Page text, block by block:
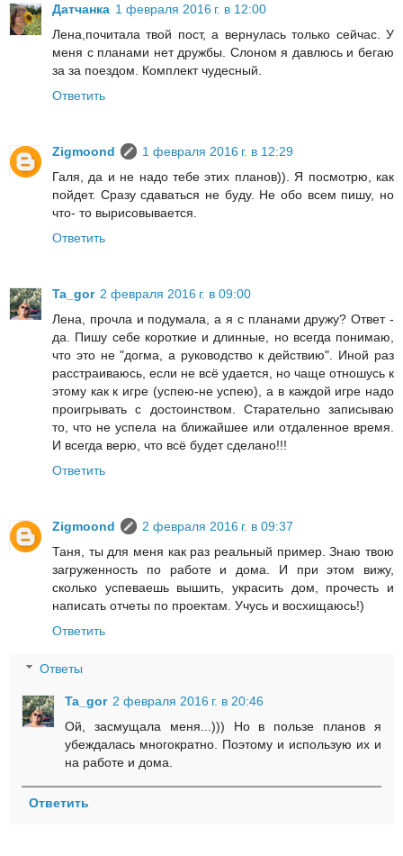
Датчанка 1 февраля 2016 г. в 12:00
Лена,почитала твой пост, а вернулась только сейчас. У
меня с планами нет дружбы. Слоном я давлюсь и бегаю
за за поездом. Комплект чудесный.
Ответить
Zigmoond
1 февраля 2016 г. в 12:29
Галя, да и не надо тебе этих планов)). Я посмотрю, как
пойдет. Сразу сдаваться не буду. Не обо всем пишу, но
что- то вырисовывается.
Ответить
Ta_gor 2 февраля 2016 г. в 09:00
Лена, прочла и подумала, а я с планами дружу? Ответ -
да. Пишу себе короткие и длинные, но всегда понимаю,
что это не "догма, а руководство к действию". Иной раз
расстраиваюсь, если не всё удается, но чаще отношусь к
этому как к игре (успею-не успею), а в каждой игре надо
проигрывать с достоинством. Старательно записываю
то, что не успела на ближайшее или отдаленное время.
И всегда верю, что всё будет сделано!!!
Ответить
Zigmoond
2 февраля 2016 г. в 09:37
Таня, ты для меня как раз реальный пример. Знаю твою
загруженность по работе и дома. И при этом вижу,
сколько успеваешь вышить, украсить дом, прочесть и
написать отчеты по проектам. Учусь и восхищаюсь!)
Ответить
Ответы
Ta_gor 2 февраля 2016 г. в 20:46
Ой, засмущала меня...))) Но в пользе планов я
убеждалась многократно. Поэтому и использую их и
на работе и дома.
Ответить